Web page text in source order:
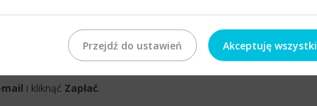
i kliknąć Zapłać.
Przejdź do ustawień Akceptuję